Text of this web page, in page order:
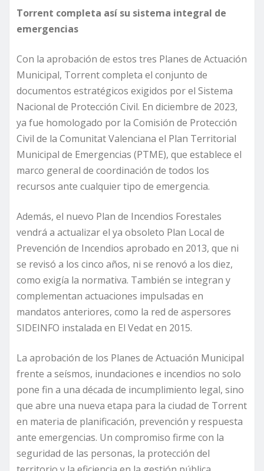
Torrent completa así su sistema integral de
emergencias
Con la aprobación de estos tres Planes de Actuación
Municipal, Torrent completa el conjunto de
documentos estratégicos exigidos por el Sistema
Nacional de Protección Civil. En diciembre de 2023,
ya fue homologado por la Comisión de Protección
Civil de la Comunitat Valenciana el Plan Territorial
Municipal de Emergencias (PTME), que establece el
marco general de coordinación de todos los
recursos ante cualquier tipo de emergencia.
Además, el nuevo Plan de Incendios Forestales
vendrá a actualizar el ya obsoleto Plan Local de
Prevención de Incendios aprobado en 2013, que ni
se revisó a los cinco años, ni se renovó a los diez,
como exigía la normativa. También se integran y
complementan actuaciones impulsadas en
mandatos anteriores, como la red de aspersores
SIDEINFO instalada en El Vedat en 2015.
La aprobación de los Planes de Actuación Municipal
frente a seísmos, inundaciones e incendios no solo
pone fin a una década de incumplimiento legal, sino
que abre una nueva etapa para la ciudad de Torrent
en materia de planificación, prevención y respuesta
ante emergencias. Un compromiso firme con la
seguridad de las personas, la protección del